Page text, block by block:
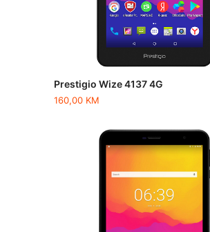
Prestigio Wize 4137 4G
160,00 KM